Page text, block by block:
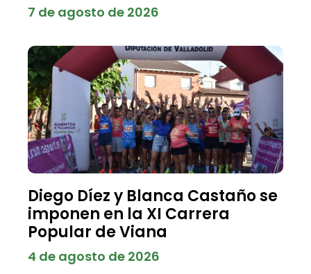
7 de agosto de 2026
Diego Díez y Blanca Castaño se
imponen en la XI Carrera
Popular de Viana
4 de agosto de 2026